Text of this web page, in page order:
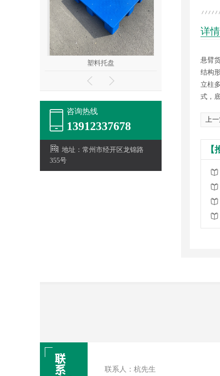
塑料托盘 重型货架
咨询热线
13912337678
地址：常州市经开区龙锦路
355号
详
悬臂
结构
立柱
式，
上一
联系人：杭先生